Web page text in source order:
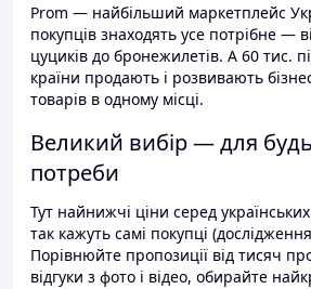
Prom — найбільший маркетплейс
покупців знаходять усе потрібне —
цуциків до бронежилетів. А 60 тис.
країни продають і розвивають
товарів в одному місці.
Великий вибір — для
потреби
Тут найнижчі ціни серед
так кажуть самі покупці
Порівнюйте пропозиції від тисяч
відгуки з фото і відео, обирайте